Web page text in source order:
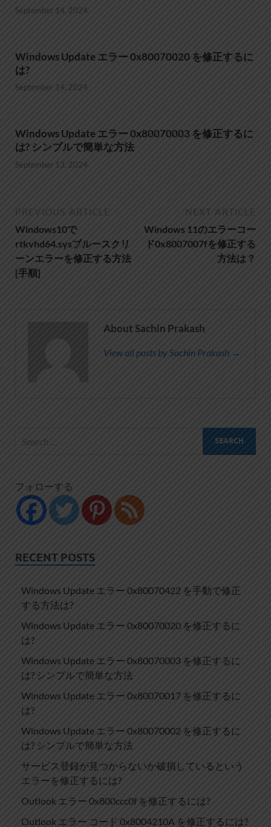
September 14, 2024
Windows Update エラー 0x80070020 を修正するに
は?
September 14, 2024
Windows Update エラー 0x80070003 を修正するに
は? シンプルで簡単な方法
September 13, 2024
PREVIOUS ARTICLE
Windows10で
rtkvhd64.sysブルースクリ
ーンエラーを修正する方法
[手順]
NEXT ARTICLE
Windows 11のエラーコー
ド0x8007007fを修正する
方法は？
About Sachin Prakash
View all posts by Sachin Prakash →
フォローする
RECENT POSTS
Windows Update エラー 0x80070422 を手動で修正
する方法は?
Windows Update エラー 0x80070020 を修正するに
は?
Windows Update エラー 0x80070003 を修正するに
は? シンプルで簡単な方法
Windows Update エラー 0x80070017 を修正するに
は?
Windows Update エラー 0x80070002 を修正するに
は? シンプルで簡単な方法
サービス登録が見つからないか破損しているという
エラーを修正するには?
Outlook エラー 0x800ccc0f を修正するには?
Outlook エラー コード 0x8004210A を修正するには?